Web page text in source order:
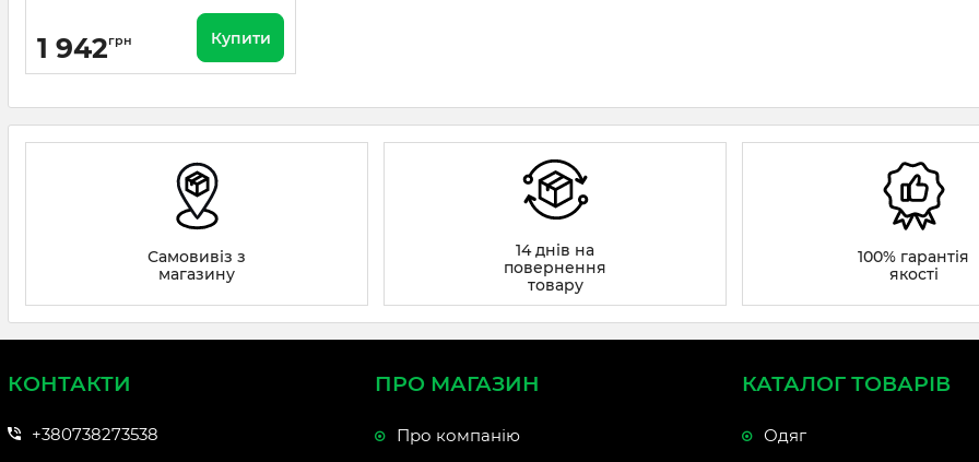
1 942грн Купити
Самовивіз з
магазину
14 днів на
повернення
товару
100% гарантія
якості
КОНТАКТИ
+380738273538
ПРО МАГАЗИН
Про компанію
КАТАЛОГ ТОВАРІВ
Одяг